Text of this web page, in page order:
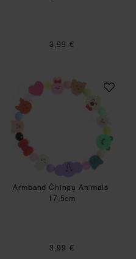
3,99 €
Armband Chingu
Armband Chingu Animals
17,5cm
3,99 €